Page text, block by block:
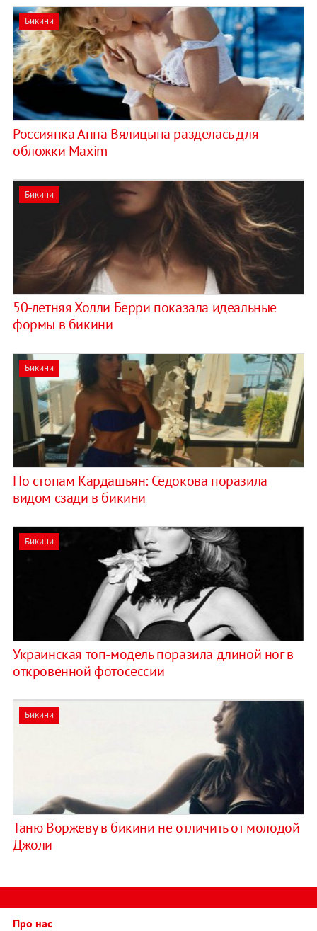
Бикини
Россиянка Анна Вялицына разделась для
обложки Maxim
Бикини
50-летняя Холли Берри показала идеальные
формы в бикини
Бикини
По стопам Кардашьян: Седокова поразила
видом сзади в бикини
Бикини
Украинская топ-модель поразила длиной ног в
откровенной фотосессии
Бикини
Таню Воржеву в бикини не отличить от молодой
Джоли
Про нас